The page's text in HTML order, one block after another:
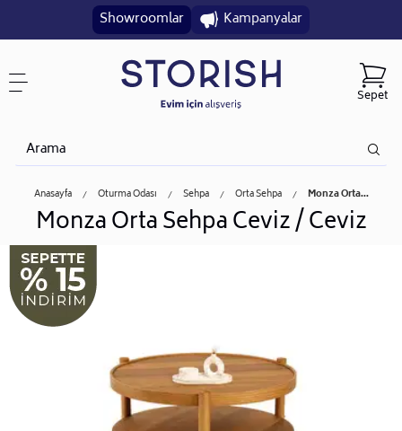
Showroomlar Kampanyalar
Sepet
Anasayfa Oturma Odası Sehpa Orta Sehpa Monza Orta...
Monza Orta Sehpa Ceviz / Ceviz